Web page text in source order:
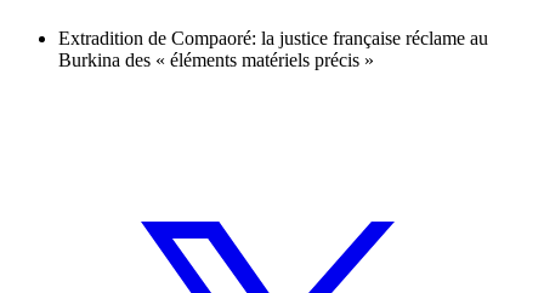
Extradition de Compaoré: la justice française réclame au
Burkina des « éléments matériels précis »